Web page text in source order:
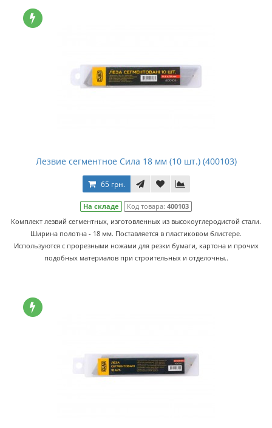
Лезвие сегментное Сила 18 мм (10 шт.) (400103)
65 грн.
На складе Код товара: 400103
Комплект лезвий сегментных, изготовленных из высокоуглеродистой стали.
Ширина полотна - 18 мм. Поставляется в пластиковом блистере.
Используются с прорезными ножами для резки бумаги, картона и прочих
подобных материалов при строительных и отделочны..